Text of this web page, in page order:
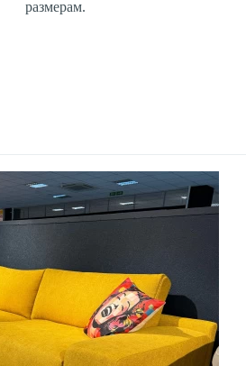
размерам.